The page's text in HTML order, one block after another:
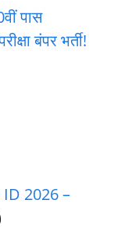
पास
बंपर भर्ती!
2026 –